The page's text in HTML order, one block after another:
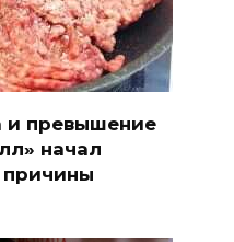
и превышение
начал
причины